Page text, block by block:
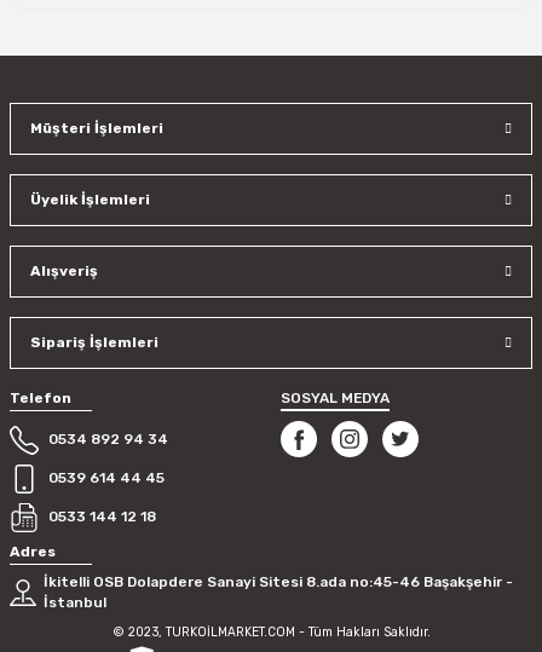
Müşteri İşlemleri
Üyelik İşlemleri
Alışveriş
Sipariş İşlemleri
Telefon
0534 892 94 34
0539 614 44 45
0533 144 12 18
SOSYAL MEDYA
Adres
İkitelli OSB Dolapdere Sanayi Sitesi 8.ada no:45-46 Başakşehir -
İstanbul
© 2023, TURKOİLMARKET.COM - Tüm Hakları Saklıdır.